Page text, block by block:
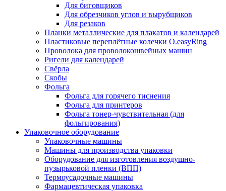
Для биговщиков
Для обрезчиков углов и вырубщиков
Для резаков
Планки металлические для плакатов и календарей
Пластиковые переплётные колечки O.easyRing
Проволока для проволокошвейных машин
Ригели для календарей
Свёрла
Скобы
Фольга
Фольга для горячего тиснения
Фольга для принтеров
Фольга тонер-чувствительная (для
фольгирования)
Упаковочное оборудование
Упаковочные машины
Машины для производства упаковки
Оборудование для изготовления воздушно-
пузырьковой пленки (ВПП)
Термоусадочные машины
Фармацевтическая упаковка